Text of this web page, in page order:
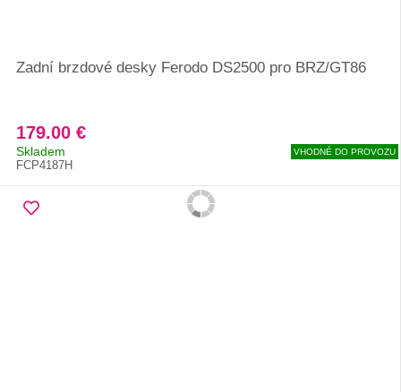
Zadní brzdové desky Ferodo DS2500 pro BRZ/GT86
179.00 €
Skladem
FCP4187H
VHODNÉ DO PROVOZU